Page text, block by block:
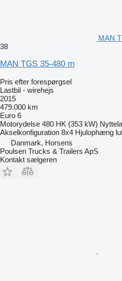
MAN
38
MAN TGS 35-480 m
Pris efter forespørgsel
Lastbil - wirehejs
2015
479.000 km
Euro 6
Motorydelse 480 HK (353 kW)
Akselkonfiguration 8x4 Hjulophæng
Danmark, Horsens
Poulsen Trucks & Trailers ApS
Kontakt sælgeren